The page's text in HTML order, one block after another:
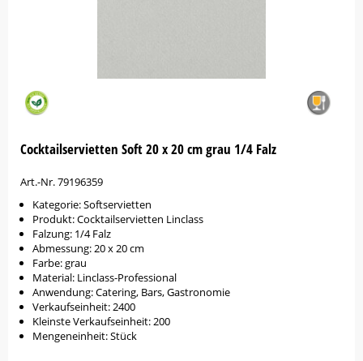
Cocktailservietten Soft 20 x 20 cm grau 1/4 Falz
Art.-Nr. 79196359
Kategorie: Softservietten
Produkt: Cocktailservietten Linclass
Falzung: 1/4 Falz
Abmessung: 20 x 20 cm
Farbe: grau
Material: Linclass-Professional
Anwendung: Catering, Bars, Gastronomie
Verkaufseinheit: 2400
Kleinste Verkaufseinheit: 200
Mengeneinheit: Stück